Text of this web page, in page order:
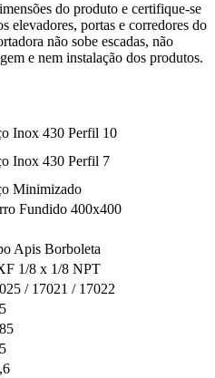
do produto e certifique-se
elevadores, portas e corredores do
não sobe escadas, não
e nem instalação dos produtos.
Inox 430 Perfil 10
Inox 430 Perfil 7
Minimizado
Fundido 400x400
Apis Borboleta
1/8 x 1/8 NPT
/ 17021 / 17022